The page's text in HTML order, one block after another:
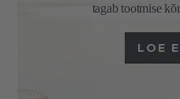
tagab tootmise
LOE